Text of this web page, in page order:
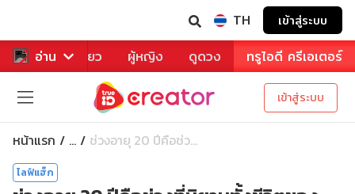
TH เข้าสู่ระบบ
อ่าน
หาร ท่องเที่ยว ผู้หญิง ดูดวง ทรูไอดี ครีเอเตอร์
เข้าสู่ระบบ
หน้าแรก ... ช่วงอายุ 20 ปีคือช่ว...
ไลฟ์แฮ็ก